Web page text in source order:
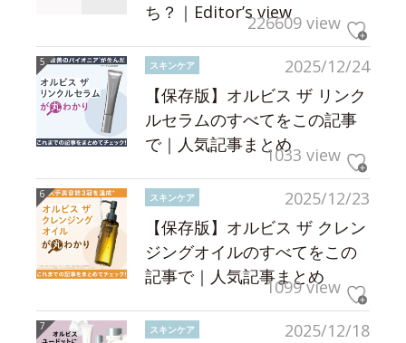
ち？｜Editor’s view226609 view
2025/12/24
スキンケア
【保存版】オルビス ザ リンク
ルセラムのすべてをこの記事
で｜人気記事まとめ1033 view
2025/12/23
スキンケア
【保存版】オルビス ザ クレン
ジングオイルのすべてをこの
記事で｜人気記事まとめ
1099 view
2025/12/18
スキンケア